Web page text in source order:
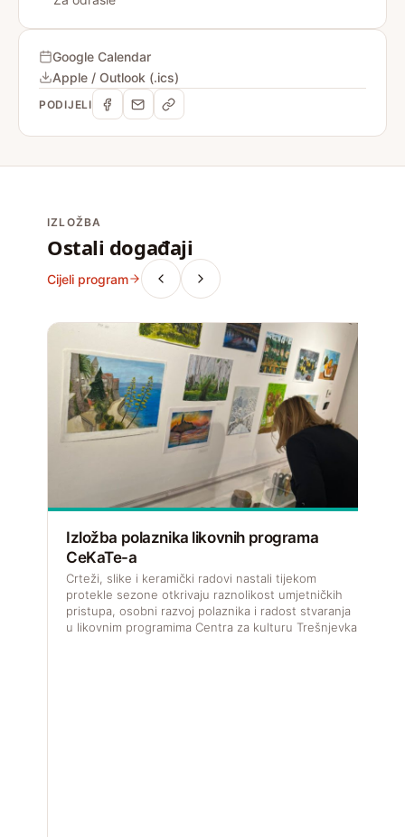
Google Calendar
Apple / Outlook (.ics)
PODIJELI
IZLOŽBA
Ostali događaji
Cijeli program
Izložba polaznika likovnih programa
CeKaTe-a
Crteži, slike i keramički radovi nastali tijekom
protekle sezone otkrivaju raznolikost umjetničkih
pristupa, osobni razvoj polaznika i radost stvaranja
u likovnim programima Centra za kulturu Trešnjevka.